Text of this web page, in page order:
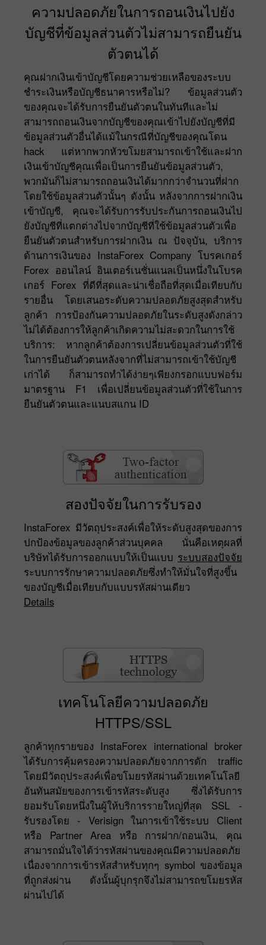
ความปลอดภัยในการถอนเงินไปยัง
บัญชีที่ข้อมูลส่วนตัวไม่สามารถยืนยัน
ตัวตนได้
คุณฝากเงินเข้าบัญชีโดยความช่วยเหลือของระบบ
ชำระเงินหรือบัญชีธนาคารหรือไม่? ข้อมูลส่วนตัว
ของคุณจะได้รับการยืนยันตัวตนในทันทีและไม่
สามารถถอนเงินจากบัญชีของคุณเข้าไปยังบัญชีที่มี
ข้อมูลส่วนตัวอื่นได้แม้ในกรณีที่บัญชีของคุณโดน
hack แต่หากพวกหัวขโมยสามารถเข้าใช้และฝาก
เงินเข้าบัญชีคุณเพื่อเป็นการยืนยันข้อมูลส่วนตัว,
พวกมันก็ไม่สามารถถอนเงินได้มากกว่าจำนวนที่ฝาก
โดยใช้ข้อมูลส่วนตัวนั้นๆ ดังนั้น หลังจากการฝากเงิน
เข้าบัญชี, คุณจะได้รับการรับประกันการถอนเงินไป
ยังบัญชีที่แตกต่างไปจากบัญชีที่ใช้ข้อมูลส่วนตัวเพื่อ
ยืนยันตัวตนสำหรับการฝากเงิน ณ ปัจจุบัน, บริการ
ด้านการเงินของ InstaForex Company โบรคเกอร์
Forex ออนไลน์ อินเตอร์เนชั่นแนลเป็นหนึ่งในโบรค
เกอร์ Forex ที่ดีที่สุดและน่าเชื่อถือที่สุดเมื่อเทียบกับ
รายอื่น โดยเสนอระดับความปลอดภัยสูงสุดสำหรับ
ลูกค้า การป้องกันความปลอดภัยในระดับสูงดังกล่าว
ไม่ได้ต้องการให้ลูกค้าเกิดความไม่สะดวกในการใช้
บริการ: หากลูกค้าต้องการเปลี่ยนข้อมูลส่วนตัวที่ใช้
ในการยืนยันตัวตนหลังจากที่ไม่สามารถเข้าใช้บัญชี
เก่าได้ ก็สามารถทำได้ง่ายๆเพียงกรอกแบบฟอร์ม
มาตรฐาน F1 เพื่อเปลี่ยนข้อมูลส่วนตัวที่ใช้ในการ
ยืนยันตัวตนและแนบสแกน ID
สองปัจจัยในการรับรอง
InstaForex มีวัตถุประสงค์เพื่อให้ระดับสูงสุดของการ
ปกป้องข้อมูลของลูกค้าส่วนบุคคล นั่นคือเหตุผลที่
บริษัทได้รับการออกแบบให้เป็นแบบ ระบบสองปัจจัย
ระบบการรักษาความปลอดภัยซึ่งทำให้มั่นใจที่สูงขึ้น
ของบัญชีเมื่อเทียบกับแบบรหัสผ่านเดียว
Details
เทคโนโลยีความปลอดภัย
HTTPS/SSL
ลูกค้าทุกรายของ InstaForex international broker
ได้รับการคุ้มครองความปลอดภัยจากการดัก traffic
โดยมีวัตถุประสงค์เพื่อขโมยรหัสผ่านด้วยเทคโนโลยี
อันทันสมัยของการเข้ารหัสระดับสูง ซึ่งได้รับการ
ยอมรับโดยหนึ่งในผู้ให้บริการรายใหญ่ที่สุด SSL -
รับรองโดย - Verisign ในการเข้าใช้ระบบ Client
หรือ Partner Area หรือ การฝาก/ถอนเงิน, คุณ
สามารถมั่นใจได้ว่ารหัสผ่านของคุณมีความปลอดภัย
เนื่องจากการเข้ารหัสสำหรับทุกๆ symbol ของข้อมูล
ที่ถูกส่งผ่าน ดังนั้นผู้บุกรุกจึงไม่สามารถขโมยรหัส
ผ่านไปได้